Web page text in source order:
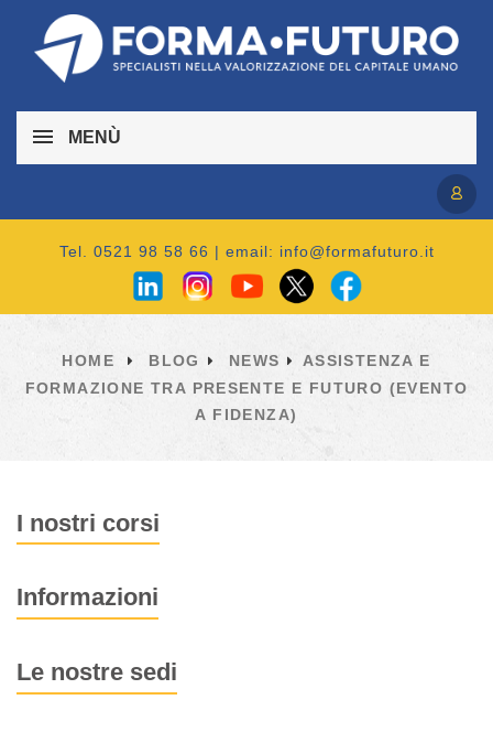
MENÙ
Tel. 0521 98 58 66 | email: info@formafuturo.it
HOME BLOG NEWS
ASSISTENZA E
FORMAZIONE TRA PRESENTE E FUTURO (EVENTO
A FIDENZA)
I nostri corsi
Informazioni
Le nostre sedi